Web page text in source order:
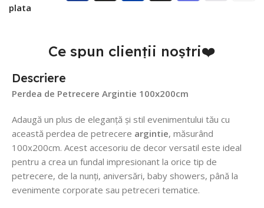
plata
Ce spun clienții noștri❤️
Descriere
Perdea de Petrecere Argintie 100x200cm
Adaugă un plus de eleganță și stil evenimentului tău cu
această perdea de petrecere argintie, măsurând
100x200cm. Acest accesoriu de decor versatil este ideal
pentru a crea un fundal impresionant la orice tip de
petrecere, de la nunți, aniversări, baby showers, până la
evenimente corporate sau petreceri tematice.